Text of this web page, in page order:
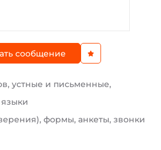
сообщение
устные и письменные,
формы, анкеты, звонки